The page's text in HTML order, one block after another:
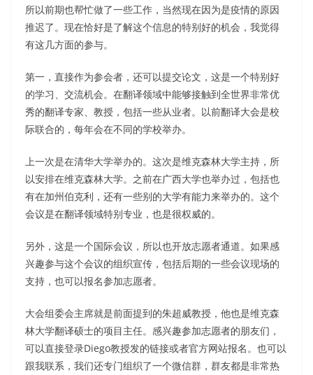
所以前期也帮忙做了一些工作，当然现在因为是疫情的原因
推迟了。现在恰好是了解这个信息的特别好的机会，我觉得
有这几方面的参与。
第一，直接作为参会者，还可以提交论文，这是一个特别好
的学习、交流机会。在翻译领域中能够接触到全世界非常优
秀的翻译专家、教授，包括一些从业者。以前翻译大会是校
际联合的，每年会在不同的学校举办。
上一次是在清华大学举办的。这次是维克森林大学主持，所
以安排在维克森林大学。之前在广西大学也举办过，包括也
有在加州伯克利，还有一些别的大学有能力来举办的。这个
会议是在翻译领域特别专业，也是很权威的。
另外，这是一个国际会议，所以也开放志愿者通道。如果感
兴趣参与这个会议的组织宣传，包括后期的一些会议现场的
支持，也可以报名参加志愿者。
大会组委会主席就是前面提到的朱超威教授，他也是维克森
林大学翻译硕士的项目主任。感兴趣参加志愿者的朋友们，
可以直接登录Diego教授发的链接或者官方网站报名。也可以
跟我联系，我们还专门组织了一个微信群，群友都是非常热